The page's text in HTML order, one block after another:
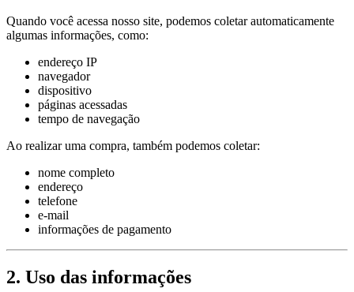
Quando você acessa nosso site, podemos coletar automaticamente
algumas informações, como:
endereço IP
navegador
dispositivo
páginas acessadas
tempo de navegação
Ao realizar uma compra, também podemos coletar:
nome completo
endereço
telefone
e-mail
informações de pagamento
2. Uso das informações